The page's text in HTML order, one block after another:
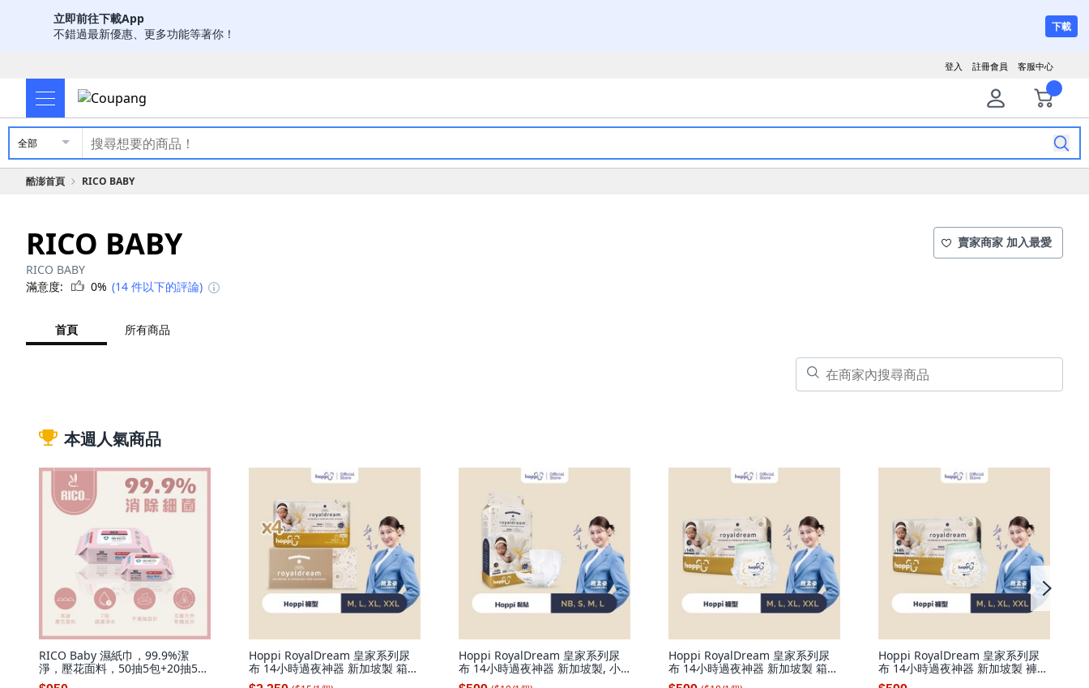
立即前往下載App
不錯過最新優惠、更多功能等著你！
下載
客服中心
註冊會員
登入
全部
酷澎首頁 RICO BABY
RICO BABY
RICO BABY
滿意度:
0% (14 件以下的評論)
賣家商家 加入最愛
首頁 所有商品
本週人氣商品
RICO Baby 濕紙巾，99.9%潔
淨，壓花面料，50抽5包+20抽5包
組合, 1個
Hoppi RoyalDream 皇家系列尿
布 14小時過夜神器 新加坡製 箱
購, 152片, 褲型(L)-152片／箱, 大
Hoppi RoyalDream 皇家系列尿
布 14小時過夜神器 新加坡製, 小
碼 (S), 56片
Hoppi RoyalDream 皇家系列尿
布 14小時過夜神器 新加坡製 箱
購, 特大碼 (XL), 32片
Hoppi RoyalDream 皇家系列尿
布 14小時過夜神器 新加坡製 褲型
箱購